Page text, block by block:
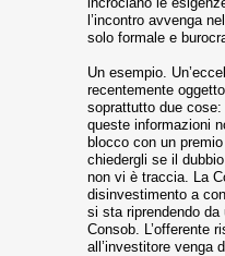
l’incontro avvenga
solo formale e
Un esempio.
recentemente
soprattutto due
queste informazioni
blocco con un
chiedergli se il
non vi è traccia. La
disinvestimento a
si sta riprendendo
Consob. L’offerente
all’investitore venga